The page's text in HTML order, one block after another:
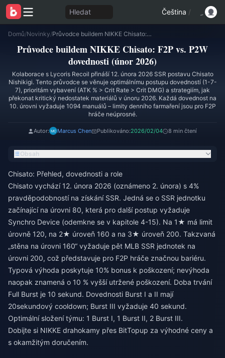
Hledat Čeština /
Domů/Novinky/ Průvodce buildem NIKKE Chisato: F2P vs. P2W dovednosti (únor 2026)
Průvodce buildem NIKKE Chisato: F2P vs. P2W
dovednosti (únor 2026)
Kolaborace s Lycoris Recoil přináší 12. února 2026 SSR postavu Chisato
Nishikigi. Tento průvodce se věnuje optimálnímu postupu dovedností (1-7-
7), prioritám vybavení (ATK % > Crit Rate > Crit DMG) a strategiím, jak
překonat kritický nedostatek materiálů v únoru 2026. Každá dovednost na
10. úrovni vyžaduje 1094 manuálů – limity denního farmaření jsou pro F2P
hráče neúprosné.
Autor: Marcus Chen Publikováno:2026/02/04 8 min čtení
Obsah
Chisato: Přehled, dovednosti a role
Chisato vychází 12. února 2026 (oznámeno 2. února) s 4%
pravděpodobností na získání SSR. Jedná se o SSR jednotku
začínající na úrovni 80, která pro další postup vyžaduje
Synchro Device (odemkne se v kapitole 4-15). Na 1★ má limit
úrovně 120, na 2★ úroveň 160 a na 3★ úroveň 200. Takzvaná
„stěna na úrovni 160“ vyžaduje pět MLB SSR jednotek na
úrovni 200, což představuje pro F2P hráče značnou bariéru.
Typová výhoda poskytuje 10% bonus k poškození; nevýhoda
naopak znamená o 10 % vyšší utržené poškození. Doba trvání
Full Burst je 10 sekund. Dovednosti Burst I a II mají
20sekundový cooldown; Burst III vyžaduje 40 sekund.
Optimální složení týmu: 1 Burst I, 1 Burst II, 2 Burst III.
Dobijte si NIKKE drahokamy přes BitTopup za výhodné ceny a
s okamžitým doručením.